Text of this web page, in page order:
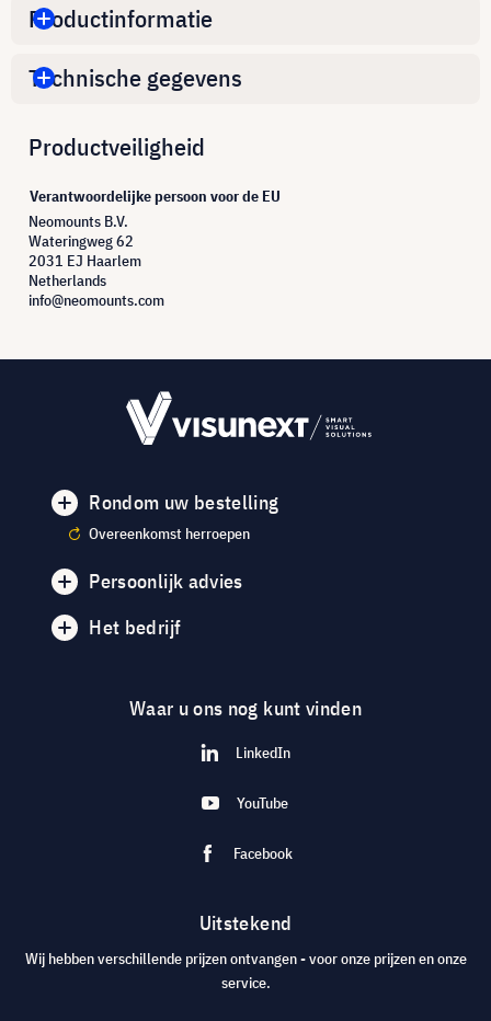
Productinformatie
Technische gegevens
Productveiligheid
Verantwoordelijke persoon voor de EU
Neomounts B.V.
Wateringweg 62
2031 EJ Haarlem
Netherlands
info@neomounts.com
Rondom uw bestelling
Overeenkomst herroepen
Persoonlijk advies
Het bedrijf
Waar u ons nog kunt vinden
LinkedIn
YouTube
Facebook
Uitstekend
Wij hebben verschillende prijzen ontvangen - voor onze prijzen en onze
service.